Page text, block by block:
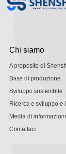
Chi siamo
A proposito di
Base di produzione
Sviluppo sostenibile
Ricerca e sviluppo e
Media di
Contattaci